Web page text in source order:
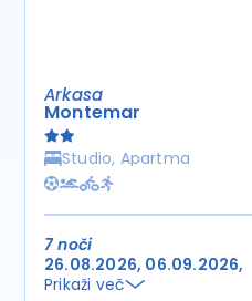
Arkasa
Montemar
Studio, Apartma
7 noči
26.08.2026 06.09.2026
Prikaži več